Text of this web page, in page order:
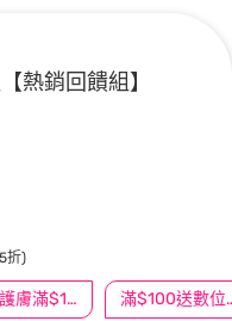
熱銷回饋組】
醫美/護膚滿$1200送$200 滿
折)